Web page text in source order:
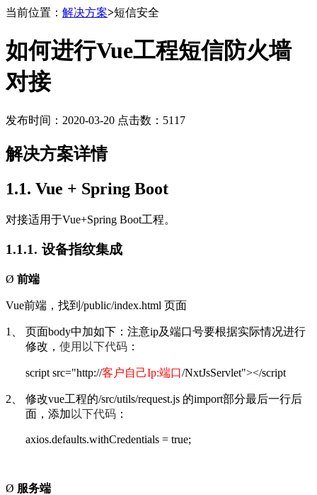
当前位置： 解决方案>短信安全
如何进行Vue工程短信防火墙
对接
发布时间：2020-03-20 点击数：5117
解决方案详情
1.1. Vue + Spring Boot
对接适用于Vue+Spring Boot工程。
1.1.1. 设备指纹集成
Ø 前端
Vue前端，找到 /public/index.html 页面
1、 页面body中加如下：注意ip及端口号要根据实际情况进行
修改， 使用以下代码 ：
script src="http://客户自己Ip:端口/NxtJsServlet"></script
2、 修改vue工程的/src/utils/request.js 的import部分最后一行后
面，添加 以下代码 ：
axios.defaults.withCredentials = true;
Ø 服务端